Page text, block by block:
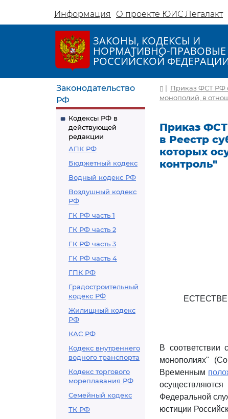
Информация О проекте ЮИС Легалакт
ЗАКОНЫ, КОДЕКСЫ И
НОРМАТИВНО-ПРАВОВЫЕ
РОССИЙСКОЙ
Законодательство
РФ
Кодексы РФ в
действующей
редакции
АПК РФ
Бюджетный кодекс
Водный кодекс РФ
Воздушный кодекс
РФ
ГК РФ часть 1
ГК РФ часть 2
ГК РФ часть 3
ГК РФ часть 4
ГПК РФ
Градостроительный
кодекс РФ
Жилищный кодекс
РФ
КАС РФ
Кодекс внутреннего
водного транспорта
Кодекс торгового
мореплавания РФ
Семейный кодекс
ТК РФ
| Приказ ФСТ РФ
монополий, в
Приказ ФСТ
в Реестр
которых
контроль"
В соответствии
монополиях"
Временным
Федеральной
юстиции